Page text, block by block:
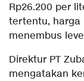
Rp26.200 per
tertentu, harga
menembus
Direktur PT
mengatakan